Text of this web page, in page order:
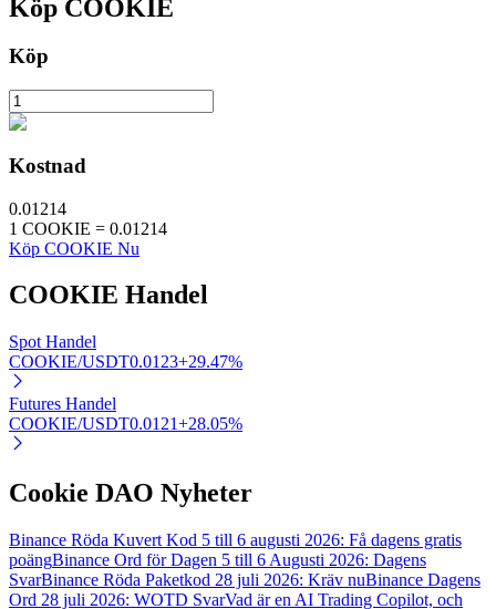
Lär dig Staking
Lär dig mer om att tjäna passiv inkomst
Köp COOKIE
Köp
Kostnad
0.01214
1 COOKIE = 0.01214
Köp COOKIE Nu
COOKIE Handel
Spot Handel
COOKIE/USDT0.0123+29.47%
Futures Handel
COOKIE/USDT0.0121+28.05%
Cookie DAO Nyheter
Binance Röda Kuvert Kod 5 till 6 augusti 2026: Få dagens gratis
poängBinance Ord för Dagen 5 till 6 Augusti 2026: Dagens
SvarBinance Röda Paketkod 28 juli 2026: Kräv nuBinance Dagens
Ord 28 juli 2026: WOTD SvarVad är en AI Trading Copilot, och